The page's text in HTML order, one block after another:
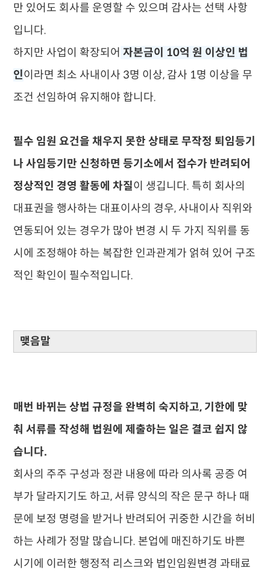
만 있어도 회사를 운영할 수 있으며 감사는 선택 사항
입니다.
하지만 사업이 확장되어 자본금이 10억 원 이상인 법
인이라면 최소 사내이사 3명 이상, 감사 1명 이상을 무
조건 선임하여 유지해야 합니다.
필수 임원 요건을 채우지 못한 상태로 무작정 퇴임등기
나 사임등기만 신청하면 등기소에서 접수가 반려되어
정상적인 경영 활동에 차질이 생깁니다. 특히 회사의
대표권을 행사하는 대표이사의 경우, 사내이사 직위와
연동되어 있는 경우가 많아 변경 시 두 가지 직위를 동
시에 조정해야 하는 복잡한 인과관계가 얽혀 있어 구조
적인 확인이 필수적입니다.
맺음말
매번 바뀌는 상법 규정을 완벽히 숙지하고, 기한에 맞
춰 서류를 작성해 법원에 제출하는 일은 결코 쉽지 않
습니다.
회사의 주주 구성과 정관 내용에 따라 의사록 공증 여
부가 달라지기도 하고, 서류 양식의 작은 문구 하나 때
문에 보정 명령을 받거나 반려되어 귀중한 시간을 허비
하는 사례가 정말 많습니다. 본업에 매진하기도 바쁜
시기에 이러한 행정적 리스크와 법인임원변경 과태료